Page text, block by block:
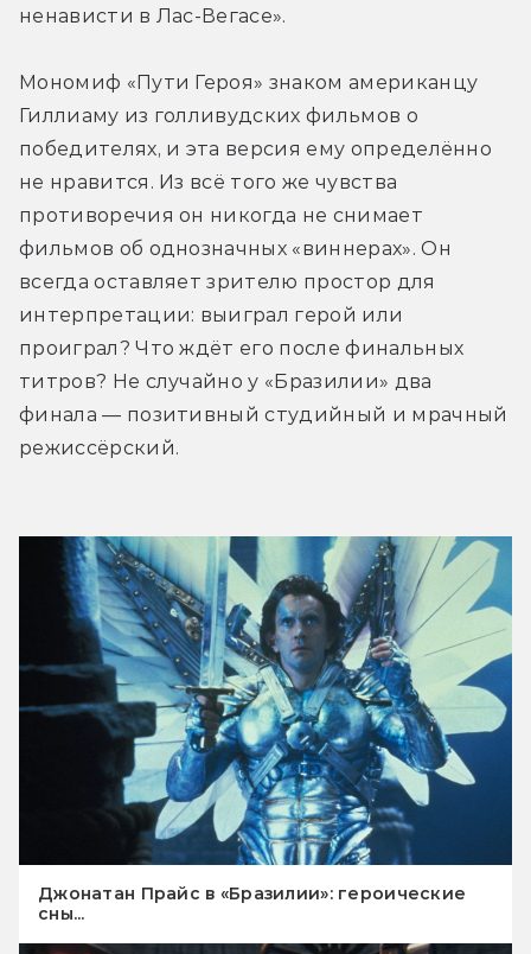
ненависти в Лас-Вегасе».
Мономиф «Пути Героя» знаком американцу
Гиллиаму из голливудских фильмов о
победителях, и эта версия ему определённо
не нравится. Из всё того же чувства
противоречия он никогда не снимает
фильмов об однозначных «виннерах». Он
всегда оставляет зрителю простор для
интерпретации: выиграл герой или
проиграл? Что ждёт его после финальных
титров? Не случайно у «Бразилии» два
финала — позитивный студийный и мрачный
режиссёрский.
Джонатан Прайс в «Бразилии»: героические
сны...